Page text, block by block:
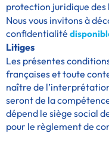
protection juridique des
Nous vous invitons à
confidentialité
Litiges
Les présentes
françaises et toute
naître de
seront de la
dépend le siège social
pour le règlement de